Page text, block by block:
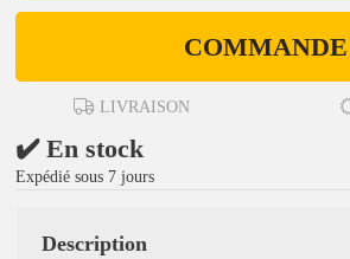
COMMANDE
LIVRAISON
✔️ En stock
Expédié sous 7 jours
Description